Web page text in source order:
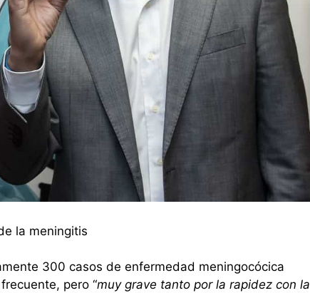
la meningitis
300 casos de enfermedad meningocócica
pero “muy grave tanto por la rapidez con la